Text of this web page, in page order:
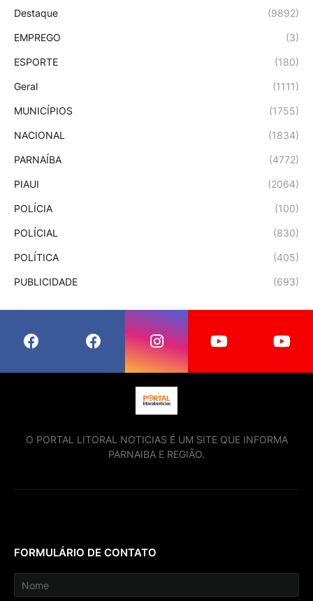
Destaque (9892)
EMPREGO (3)
ESPORTE (180)
Geral (1111)
MUNICÍPIOS (1755)
NACIONAL (1834)
PARNAÍBA (4772)
PIAUI (2064)
POLÍCIA (100)
POLÍCIAL (830)
POLÍTICA (405)
PUBLICIDADE (693)
O PORTAL LITORAL NOTICIAS É UM SITE QUE INFORMA
PARNAIBA E REGIÃO.
FORMULÁRIO DE CONTATO